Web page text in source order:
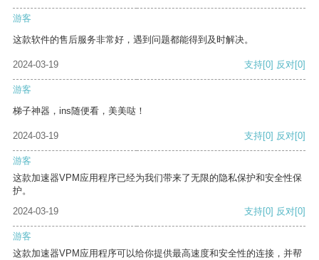
游客
这款软件的售后服务非常好，遇到问题都能得到及时解决。
2024-03-19 支持[0] 反对[0]
游客
梯子神器，ins随便看，美美哒！
2024-03-19 支持[0] 反对[0]
游客
这款加速器VPM应用程序已经为我们带来了无限的隐私保护和安全性保
护。
2024-03-19
支持[0] 反对[0]
游客
这款加速器VPM应用程序可以给你提供最高速度和安全性的连接，并帮